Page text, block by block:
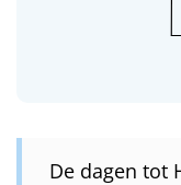
De dagen tot